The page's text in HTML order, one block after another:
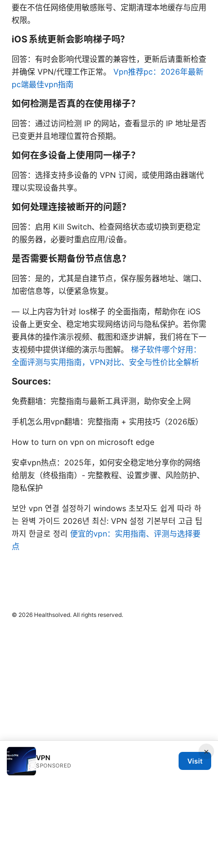
要在不信任网络使用敏感账号、定期清理本地缓存与应用
权限。
iOS 系统更新会影响梯子吗？
回答：有时会影响代理设置的兼容性，更新后请重新检查
并确保 VPN/代理工作正常。 Vpn推荐pc：2026年最新
pc端最佳vpn指南
如何检测是否真的在使用梯子？
回答：通过访问检测 IP 的网站，查看显示的 IP 地址是否
已变更并且地理位置符合预期。
如何在多设备上使用同一梯子？
回答：选择支持多设备的 VPN 订阅，或使用路由器端代
理以实现设备共享。
如何处理连接被断开的问题？
回答：启用 Kill Switch、检查网络状态或切换到更稳定
的服务器，必要时重启应用/设备。
是否需要长期备份节点信息？
回答：是的，尤其是自建节点，保存服务器地址、端口、
加密信息等，以便紧急恢复。
— 以上内容为针对 Ios梯子 的全面指南，帮助你在 iOS
设备上更安全、稳定地实现网络访问与隐私保护。若你需
要具体的操作演示视频、截图和逐步讲解，我们将在下一
支视频中提供详细的演示与图解。 梯子软件哪个好用：
全面评测与实用指南，VPN对比、安全与性价比全解析
Sources:
免费翻墙：完整指南与最新工具评测，助你安全上网
手机怎么用vpn翻墙：完整指南 + 实用技巧（2026版）
How to turn on vpn on microsoft edge
安卓vpn热点：2025年，如何安全稳定地分享你的网络
给朋友（终极指南）- 完整教程、设置步骤、风险防护、
隐私保护
보안 vpn 연결 설정하기 windows 초보자도 쉽게 따라 하
는 완벽 가이드 2026년 최신: VPN 설정 기본부터 고급 팁
까지 한글로 정리 便宜的vpn：实用指南、评测与选择要
点
×
VPN
SPONSORED
Visit
© 2026 Healthsolved. All rights reserved.